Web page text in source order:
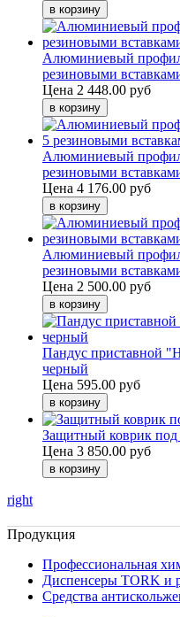
Алюминиевый
резиновыми
Цена 2 448.00 руб
Алюминиевый
резиновыми
Цена 4 176.00 руб
Алюминиевый
резиновыми
Цена 2 500.00 руб
Пандус приставной
черный
Цена 595.00 руб
Защитный коврик под
Цена 3 850.00 руб
right
Продукция
Профессиональная
Диспенсеры TORK и
Cредства